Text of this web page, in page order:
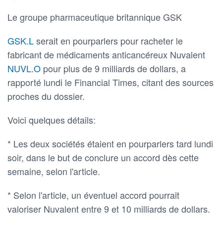
Le groupe pharmaceutique britannique GSK
GSK.Lserait en pourparlers pour racheter le
fabricant de médicaments anticancéreux Nuvalent
NUVL.O pour plus de 9 milliards de dollars, a
rapporté lundi le Financial Times, citant des sources
proches du dossier.
Voici quelques détails:
* Les deux sociétés étaient en pourparlers tard lundi
soir, dans le but de conclure un accord dès cette
semaine, selon l'article.
* Selon l'article, un éventuel accord pourrait
valoriser Nuvalent entre 9 et 10 milliards de dollars.